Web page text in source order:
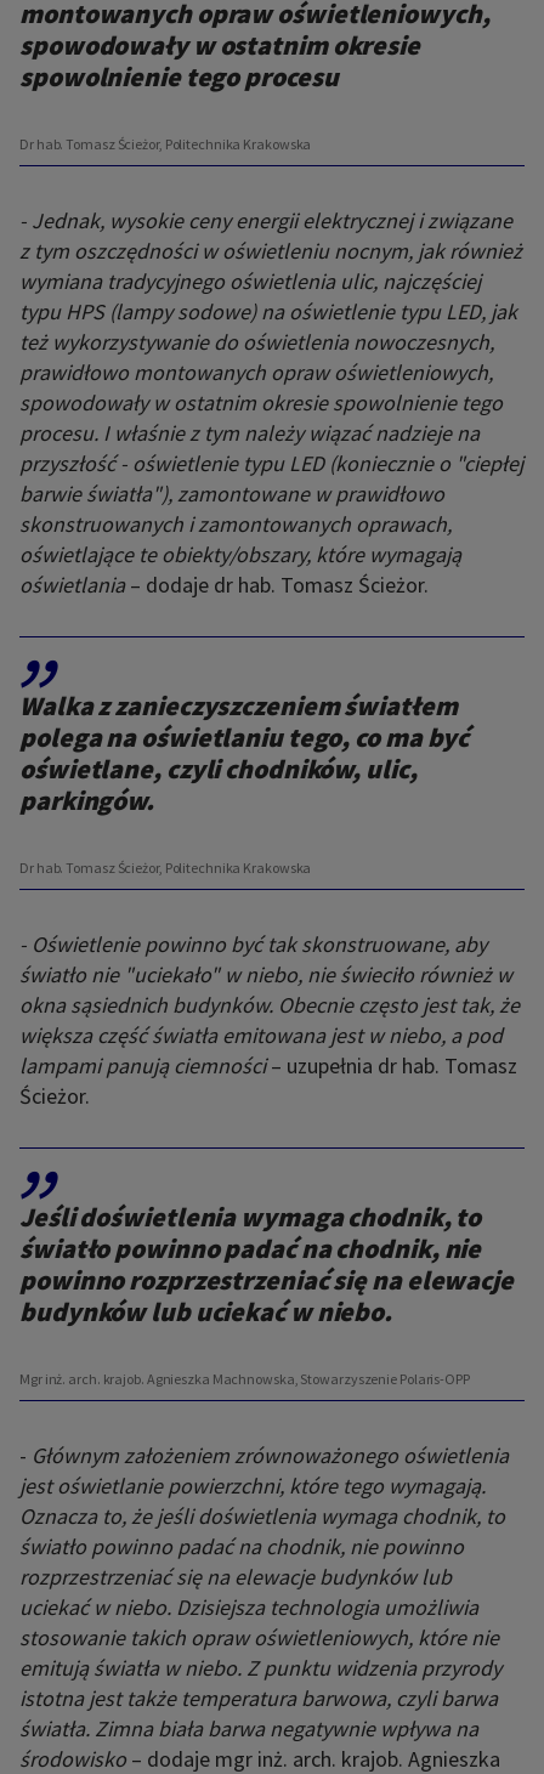
montowanych opraw oświetleniowych,
spowodowały w ostatnim okresie
spowolnienie tego procesu
Dr hab. Tomasz Ścieżor, Politechnika Krakowska
- Jednak, wysokie ceny energii elektrycznej i związane
z tym oszczędności w oświetleniu nocnym, jak również
wymiana tradycyjnego oświetlenia ulic, najczęściej
typu HPS (lampy sodowe) na oświetlenie typu LED, jak
też wykorzystywanie do oświetlenia nowoczesnych,
prawidłowo montowanych opraw oświetleniowych,
spowodowały w ostatnim okresie spowolnienie tego
procesu. I właśnie z tym należy wiązać nadzieje na
przyszłość - oświetlenie typu LED (koniecznie o "ciepłej
barwie światła"), zamontowane w prawidłowo
skonstruowanych i zamontowanych oprawach,
oświetlające te obiekty/obszary, które wymagają
oświetlania– dodaje dr hab. Tomasz Ścieżor.
,,
Walka z zanieczyszczeniem światłem
polega na oświetlaniu tego, co ma być
oświetlane, czyli chodników, ulic,
parkingów.
Dr hab. Tomasz Ścieżor, Politechnika Krakowska
- Oświetlenie powinno być tak skonstruowane, aby
światło nie "uciekało" w niebo, nie świeciło również w
okna sąsiednich budynków. Obecnie często jest tak, że
większa część światła emitowana jest w niebo, a pod
lampami panują ciemności– uzupełnia dr hab. Tomasz
Ścieżor.
,,
Jeśli doświetlenia wymaga chodnik, to
światło powinno padać na chodnik, nie
powinno rozprzestrzeniać się na elewacje
budynków lub uciekać w niebo.
Mgr inż. arch. krajob. Agnieszka Machnowska, Stowarzyszenie Polaris-OPP
- Głównym założeniem zrównoważonego oświetlenia
jest oświetlanie powierzchni, które tego wymagają.
Oznacza to, że jeśli doświetlenia wymaga chodnik, to
światło powinno padać na chodnik, nie powinno
rozprzestrzeniać się na elewacje budynków lub
uciekać w niebo. Dzisiejsza technologia umożliwia
stosowanie takich opraw oświetleniowych, które nie
emitują światła w niebo. Z punktu widzenia przyrody
istotna jest także temperatura barwowa, czyli barwa
światła. Zimna biała barwa negatywnie wpływa na
środowisko – dodaje mgr inż. arch. krajob. Agnieszka